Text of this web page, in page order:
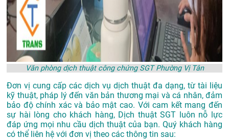
Văn phòng dịch thuật công chứng SGT Phường Vị Tân
Đơn vị cung cấp các dịch vụ dịch thuật đa dạng, từ tài liệu
kỹ thuật, pháp lý đến văn bản thương mại và cá nhân, đảm
bảo độ chính xác và bảo mật cao. Với cam kết mang đến
sự hài lòng cho khách hàng, Dịch thuật SGT luôn nỗ lực
đáp ứng mọi nhu cầu dịch thuật của bạn. Quý khách hàng
có thể liên hệ với đơn vị theo các thông tin sau: